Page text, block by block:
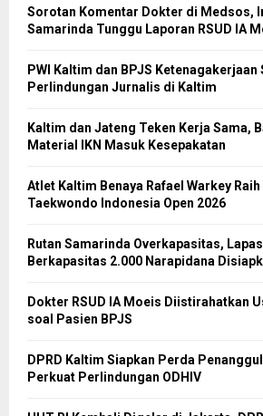
Sorotan Komentar Dokter di Medsos,
Samarinda Tunggu Laporan RSUD IA
PWI Kaltim dan BPJS
Perlindungan Jurnalis di Kaltim
Kaltim dan Jateng Teken Kerja Sama,
Material IKN Masuk Kesepakatan
Atlet Kaltim Benaya Rafael Warkey
Taekwondo Indonesia Open 2026
Rutan Samarinda Overkapasitas,
Berkapasitas 2.000 Narapidana
Dokter RSUD IA Moeis Diistirahatkan
soal Pasien BPJS
DPRD Kaltim Siapkan Perda
Perkuat Perlindungan ODHIV